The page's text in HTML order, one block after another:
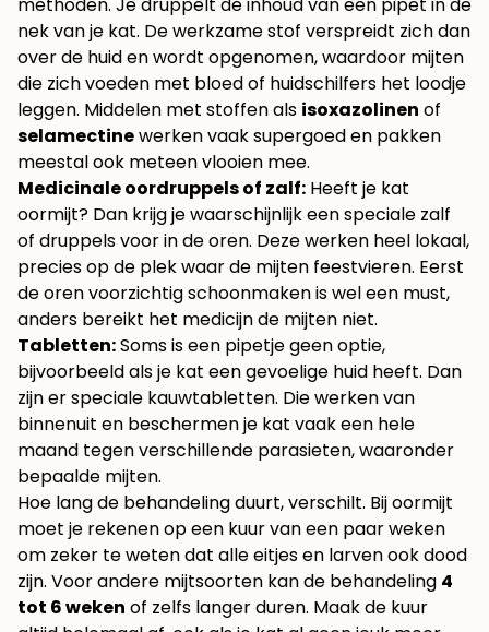
methoden. Je druppelt de inhoud van een pipet in de
nek van je kat. De werkzame stof verspreidt zich dan
over de huid en wordt opgenomen, waardoor mijten
die zich voeden met bloed of huidschilfers het loodje
leggen. Middelen met stoffen als isoxazolinen of
selamectinewerken vaak supergoed en pakken
meestal ook meteen vlooien mee.
Medicinale oordruppels of zalf: Heeft je kat
oormijt? Dan krijg je waarschijnlijk een speciale zalf
of druppels voor in de oren. Deze werken heel lokaal,
precies op de plek waar de mijten feestvieren. Eerst
de oren voorzichtig schoonmaken is wel een must,
anders bereikt het medicijn de mijten niet.
Tabletten:Soms is een pipetje geen optie,
bijvoorbeeld als je kat een gevoelige huid heeft. Dan
zijn er speciale kauwtabletten. Die werken van
binnenuit en beschermen je kat vaak een hele
maand tegen verschillende parasieten, waaronder
bepaalde mijten.
Hoe lang de behandeling duurt, verschilt. Bij oormijt
moet je rekenen op een kuur van een paar weken
om zeker te weten dat alle eitjes en larven ook dood
zijn. Voor andere mijtsoorten kan de behandeling 4
tot 6 weken of zelfs langer duren. Maak de kuur